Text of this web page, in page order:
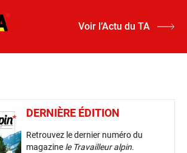
Voir l’Actu du TA
DERNIÈRE ÉDITION
Retrouvez le dernier numéro du
magazine le Travailleur alpin.